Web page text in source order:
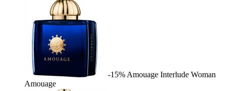
-15% Amouage Interlude Woman
Amouage